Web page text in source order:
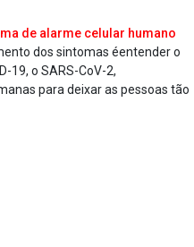
de alarme celular humano
dos sintomas éentender o
19, o SARS-CoV-2,
para deixar as pessoas tão